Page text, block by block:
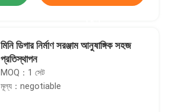
মিনি ডিগার নির্মাণ সরঞ্জাম আনুষাঙ্গিক সহজ
প্রতিস্থাপন
MOQ：1 সেট
মূল্য：negotiable